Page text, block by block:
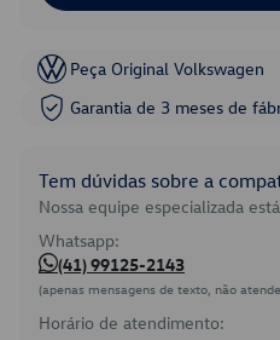
Peça Original Volkswagen
Garantia de 3 meses de
Tem dúvidas sobre a
Nossa equipe especializada
Whatsapp:
(41) 99125-2143
(apenas mensagens de texto, não
Horário de atendimento: